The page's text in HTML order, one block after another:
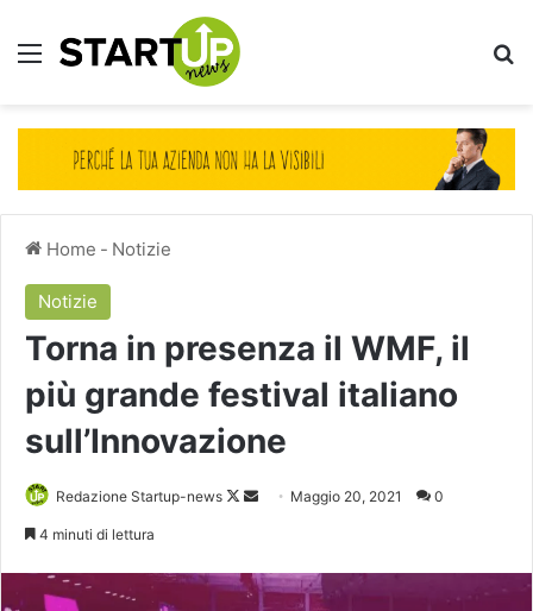
Menu
Home - Notizie
Notizie
Torna in presenza il WMF, il
più grande festival italiano
sull’Innovazione
Redazione Startup-news
Follow
Invia Maggio 20, 2021 0
4 minuti di lettura